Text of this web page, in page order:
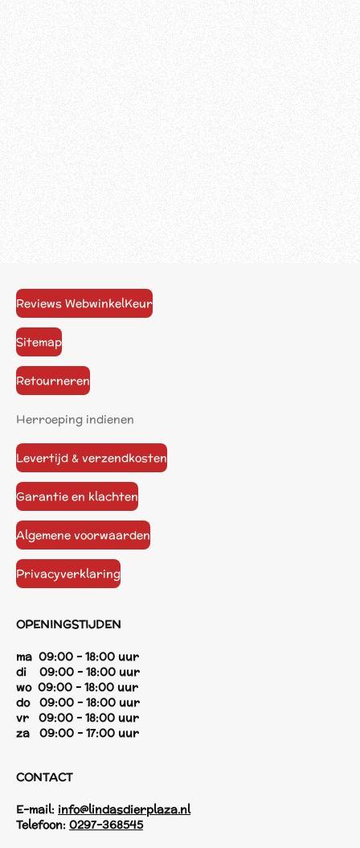
Reviews WebwinkelKeur
Sitemap
Retourneren
Herroeping indienen
Levertijd & verzendkosten
Garantie en klachten
Algemene voorwaarden
Privacyverklaring
OPENINGSTIJDEN
ma 09:00 - 18:00 uur
di 09:00 - 18:00 uur
wo 09:00 - 18:00 uur
do 09:00 - 18:00 uur
vr 09:00 - 18:00 uur
za 09:00 - 17:00 uur
CONTACT
E-mail: info@lindasdierplaza.nl
Telefoon: 0297-368545